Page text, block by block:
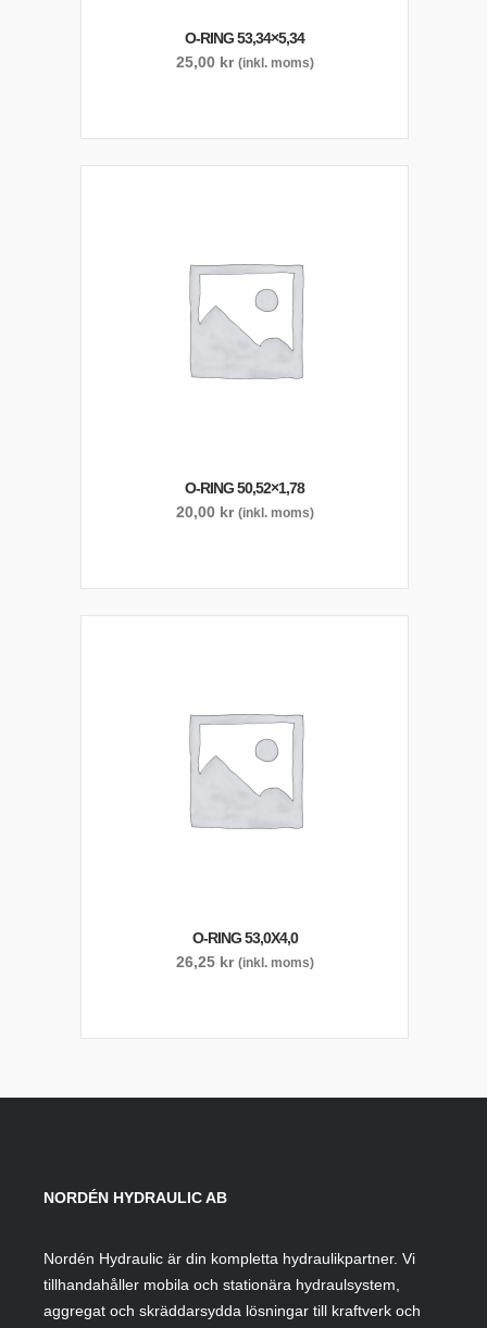
O-RING 53,34×5,34
25,00 kr (inkl. moms)
O-RING 50,52×1,78
20,00 kr (inkl. moms)
O-RING 53,0X4,0
26,25 kr (inkl. moms)
NORDÉN HYDRAULIC AB
Nordén Hydraulic är din kompletta hydraulikpartner. Vi
tillhandahåller mobila och stationära hydraulsystem,
aggregat och skräddarsydda lösningar till kraftverk och